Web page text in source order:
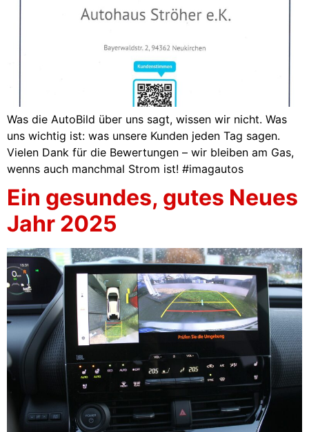
Was die AutoBild über uns sagt, wissen wir nicht. Was
uns wichtig ist: was unsere Kunden jeden Tag sagen.
Vielen Dank für die Bewertungen – wir bleiben am Gas,
wenns auch manchmal Strom ist! #imagautos
Ein gesundes, gutes Neues
Jahr 2025